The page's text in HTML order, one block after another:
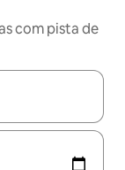
com pista de
explore-os